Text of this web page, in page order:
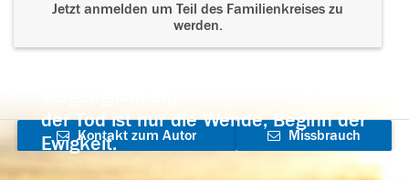
Jetzt anmelden um Teil des Familienkreises zu
werden.
der Tod ist nur die Wende, Beginn der
Ewigkeit.
Kontakt zum Autor
aufnehmen
Missbrauch